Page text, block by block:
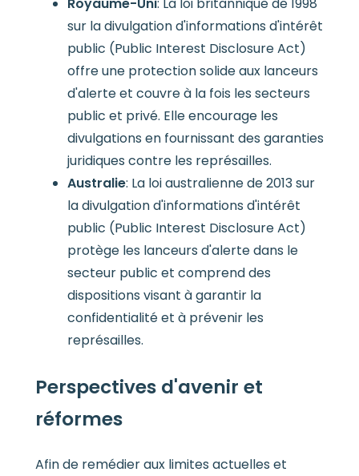
Royaume-Uni: La loi britannique de 1998
sur la divulgation d'informations d'intérêt
public (Public Interest Disclosure Act)
offre une protection solide aux lanceurs
d'alerte et couvre à la fois les secteurs
public et privé. Elle encourage les
divulgations en fournissant des garanties
juridiques contre les représailles.
Australie: La loi australienne de 2013 sur
la divulgation d'informations d'intérêt
public (Public Interest Disclosure Act)
protège les lanceurs d'alerte dans le
secteur public et comprend des
dispositions visant à garantir la
confidentialité et à prévenir les
représailles.
Perspectives d'avenir et
réformes
Afin de remédier aux limites actuelles et